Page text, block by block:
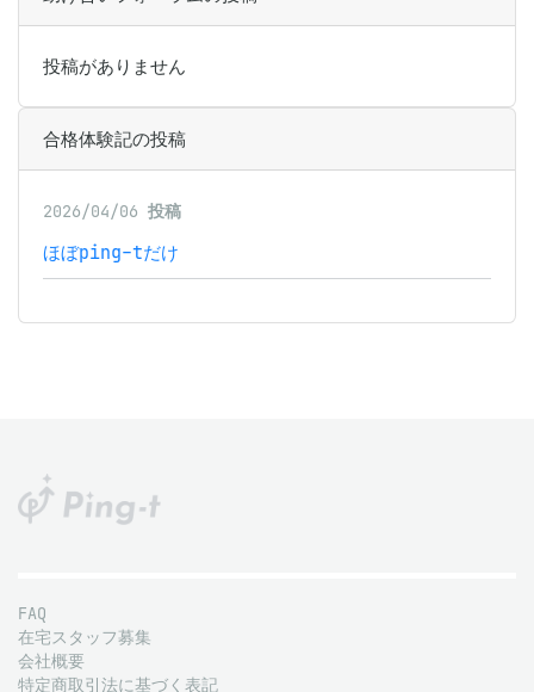
投稿がありません
合格体験記の投稿
2026/04/06 投稿
ほぼping-tだけ
FAQ
在宅スタッフ募集
会社概要
特定商取引法に基づく表記